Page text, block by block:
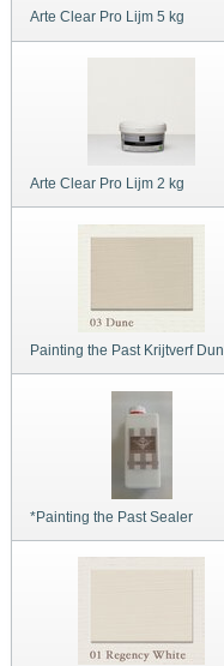
Arte Clear Pro Lijm 5 kg
Arte Clear Pro Lijm 2 kg
Painting the Past Krijtverf
*Painting the Past Sealer